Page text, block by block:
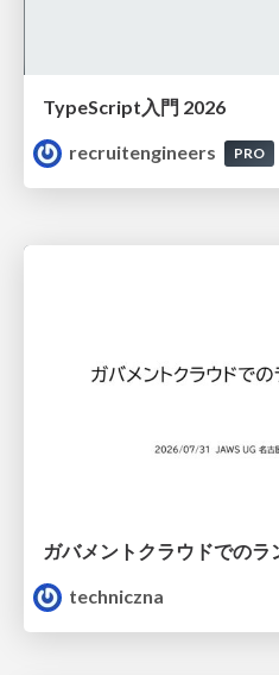
TypeScript入門 2026
recruitengineers
PRO
ガバメントクラウドでのラ
techniczna